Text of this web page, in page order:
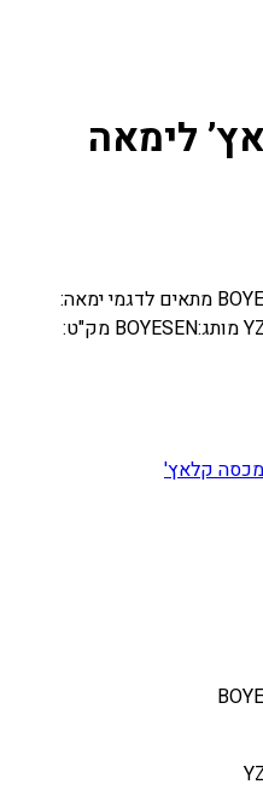
לימאה
אטם מכסה קלאץ’ לימאה BOYESEN מתאים לדגמי ימאה:
YZ450F 03-09, WR450F 03-14 מותג:BOYESEN מק"ט:
קלאץ'